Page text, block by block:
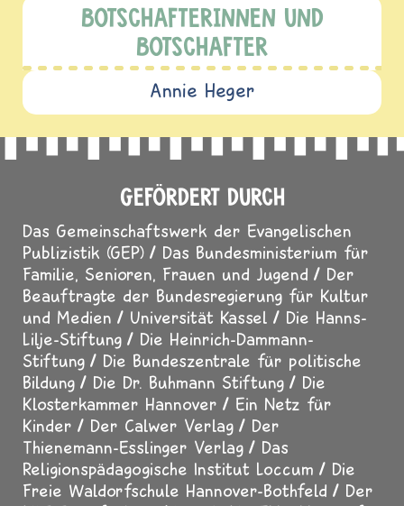
BOTSCHAFTERINNEN UND
BOTSCHAFTER
Annie Heger
GEFÖRDERT DURCH
Das Gemeinschaftswerk der Evangelischen
Publizistik (GEP)
Das Bundesministerium für
Familie, Senioren, Frauen und Jugend
Der
Beauftragte der Bundesregierung für Kultur
und Medien
Universität Kassel
Die Hanns-
Lilje-Stiftung
Die Heinrich-Dammann-
Stiftung
Die Bundeszentrale für politische
Bildung
Die Dr. Buhmann Stiftung
Die
Klosterkammer Hannover
Ein Netz für
Kinder
Der Calwer Verlag
Der
Thienemann-Esslinger Verlag
Das
Religionspädagogische Institut Loccum
Die
Freie Waldorfschule Hannover-Bothfeld
Der